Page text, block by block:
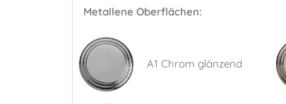
Metallene Oberflächen:
A1 Chrom glänzend